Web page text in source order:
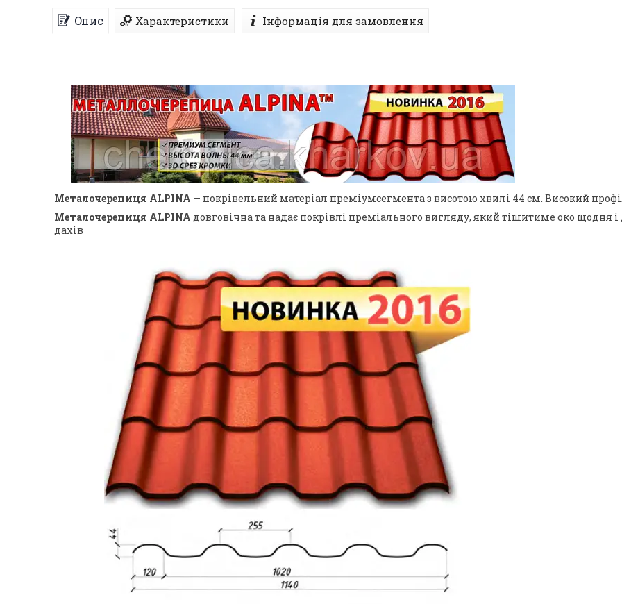
Опис Характеристики Інформація для замовлення
Металочерепиця ALPINA — покрівельний матеріал преміумсегмента з висотою хвилі 44 см. Високий
Металочерепиця ALPINA довговічна та надає покрівлі преміального вигляду, який тішитиме око щодня
дахів